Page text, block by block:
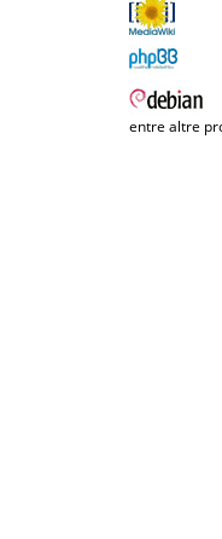
entre altre